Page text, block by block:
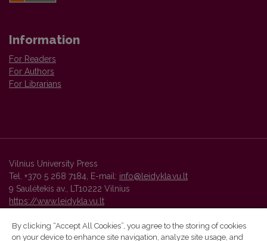
Information
For Readers
For Authors
For Librarians
Vilnius University Press
Tel. +370 5 268 7184, E-mail: info@leidykla.vu.lt
9 Saulėtekis av., LT10222 Vilnius
https://www.leidykla.vu.lt
By clicking “Accept All Cookies”, you agree to the storing of cookies
on your device to enhance site navigation, analyze site usage, and